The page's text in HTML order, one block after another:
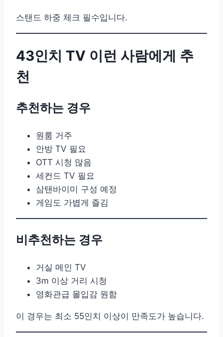
스탠드 하중 체크 필수입니다.
43인치 TV 이런 사람에게 추
천
추천하는 경우
원룸 거주
안방 TV 필요
OTT 시청 많음
세컨드 TV 필요
삼탠바이미 구성 예정
게임도 가볍게 즐김
비추천하는 경우
거실 메인 TV
3m 이상 거리 시청
영화관급 몰입감 원함
이 경우는 최소 55인치 이상이 만족도가 높습니다.